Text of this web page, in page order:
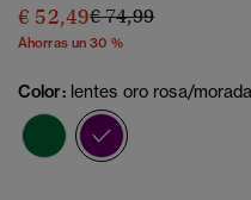
€ 52,49Precio rebajado de
€ 74,99a
Ahorras un 30 %
Color: lentes oro rosa/